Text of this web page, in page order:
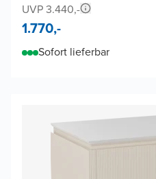
UVP 3.440,-
1.770,-
Sofort lieferbar